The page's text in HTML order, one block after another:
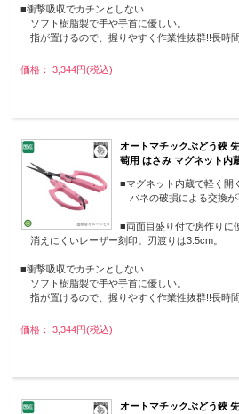
■衝撃吸収でカチンとしない
ソフト樹脂製で手や手首に優しい。
指が置けるので、握りやすく作業性抜群!!長時間
価格： 3,344円(税込)
オートマチックぶどう鋏
萄用 はさみ マグネット内
■マグネット内蔵で軽く開く
バネの破損による交換が
■両面目盛り付で房作りに
消えにくいレーザー刻印。刃渡りは3.5cm。
■衝撃吸収でカチンとしない
ソフト樹脂製で手や手首に優しい。
指が置けるので、握りやすく作業性抜群!!長時間
価格： 3,344円(税込)
オートマチックぶどう鋏